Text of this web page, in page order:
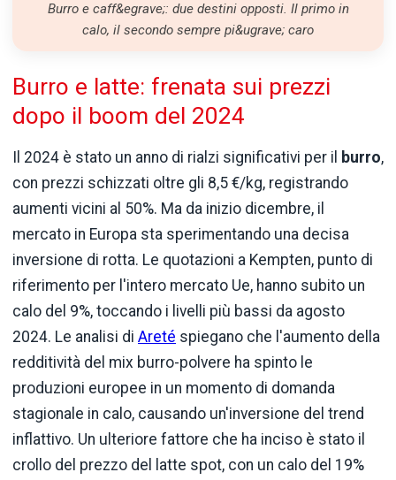
Burro e caff&egrave;: due destini opposti. Il primo in
calo, il secondo sempre pi&ugrave; caro
Burro e latte: frenata sui prezzi
dopo il boom del 2024
Il 2024 è stato un anno di rialzi significativi per il burro,
con prezzi schizzati oltre gli 8,5 €/kg, registrando
aumenti vicini al 50%. Ma da inizio dicembre, il
mercato in Europa sta sperimentando una decisa
inversione di rotta. Le quotazioni a Kempten, punto di
riferimento per l'intero mercato Ue, hanno subito un
calo del 9%, toccando i livelli più bassi da agosto
2024. Le analisi di Areté spiegano che l'aumento della
redditività del mix burro-polvere ha spinto le
produzioni europee in un momento di domanda
stagionale in calo, causando un'inversione del trend
inflattivo. Un ulteriore fattore che ha inciso è stato il
crollo del prezzo del latte spot, con un calo del 19%